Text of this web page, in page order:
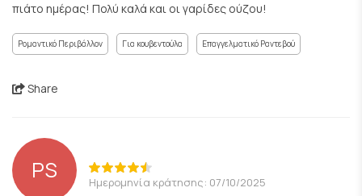
πιάτο ημέρας! Πολύ καλά και οι γαρίδες ούζου!
Ρομαντικό Περιβάλλον Για κουβεντούλα Επαγγελματικό Ραντεβού
Share
PS Ημερομηνία κράτησης: 07/10/2025